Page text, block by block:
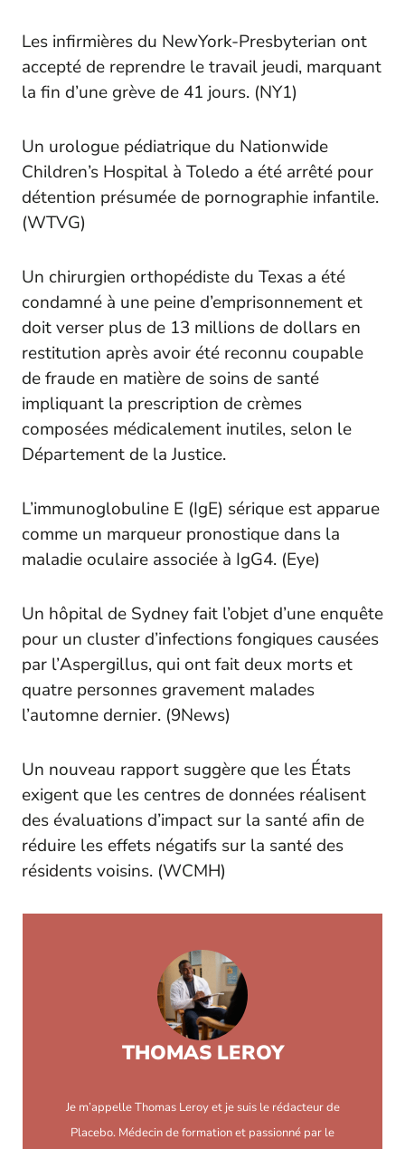
Les infirmières du NewYork-Presbyterian ont
accepté de reprendre le travail jeudi, marquant
la fin d’une grève de 41 jours. (NY1)
Un urologue pédiatrique du Nationwide
Children’s Hospital à Toledo a été arrêté pour
détention présumée de pornographie infantile.
(WTVG)
Un chirurgien orthopédiste du Texas a été
condamné à une peine d’emprisonnement et
doit verser plus de 13 millions de dollars en
restitution après avoir été reconnu coupable
de fraude en matière de soins de santé
impliquant la prescription de crèmes
composées médicalement inutiles, selon le
Département de la Justice.
L’immunoglobuline E (IgE) sérique est apparue
comme un marqueur pronostique dans la
maladie oculaire associée à IgG4. (Eye)
Un hôpital de Sydney fait l’objet d’une enquête
pour un cluster d’infections fongiques causées
par l’Aspergillus, qui ont fait deux morts et
quatre personnes gravement malades
l’automne dernier. (9News)
Un nouveau rapport suggère que les États
exigent que les centres de données réalisent
des évaluations d’impact sur la santé afin de
réduire les effets négatifs sur la santé des
résidents voisins. (WCMH)
THOMAS LEROY
Je m’appelle Thomas Leroy et je suis le rédacteur de
Placebo. Médecin de formation et passionné par le